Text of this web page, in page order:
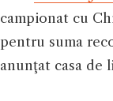
campionat cu
pentru suma
anunţat casa de